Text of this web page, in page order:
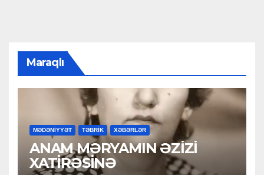
Maraqlı
MƏDƏNİYYƏT TƏBRİK XƏBƏRLƏR
ANAM MƏRYAMIN ƏZİZİ
XATİRƏSİNƏ